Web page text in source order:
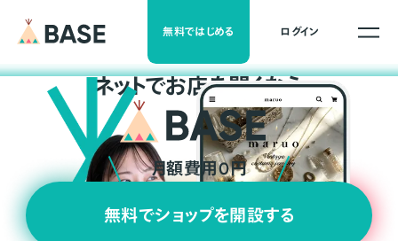
無料ではじめる ログイン
ネットでお店を開くなら
月額費用0円
無料でショップを開設する